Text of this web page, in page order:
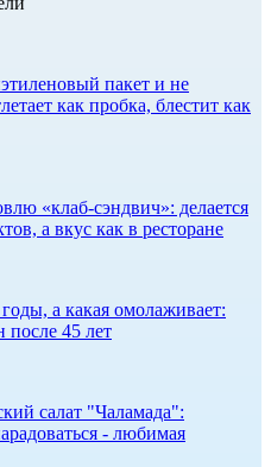
пакет и не
как пробка, блестит как
«клаб-сэндвич»: делается
а вкус как в ресторане
а какая омолаживает:
после 45 лет
салат "Чаламада":
- любимая